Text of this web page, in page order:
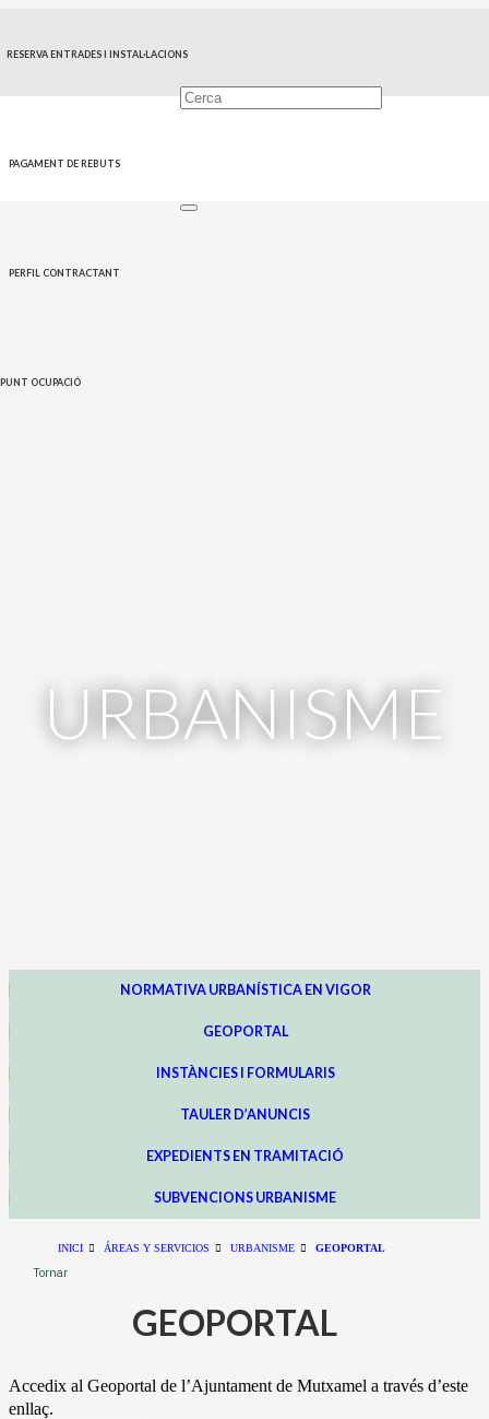
RESERVA ENTRADES I INSTAL·LACIONS
PAGAMENT DE REBUTS
PERFIL CONTRACTANT
PUNT OCUPACIÓ
URBANISME
NORMATIVA URBANÍSTICA EN VIGOR
GEOPORTAL
INSTÀNCIES I FORMULARIS
TAULER D’ANUNCIS
EXPEDIENTS EN TRAMITACIÓ
SUBVENCIONS URBANISME
INICI ÁREAS Y SERVICIOS URBANISME GEOPORTAL
Tornar
GEOPORTAL
Accedix al Geoportal de l’Ajuntament de Mutxamel a través d’este
enllaç.